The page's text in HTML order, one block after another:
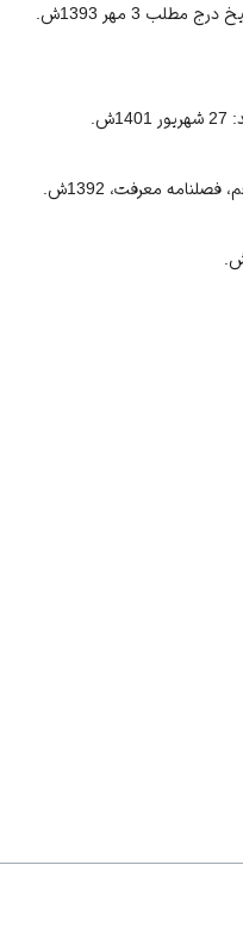
3 مهر 1393ش.
معرفت، 1392ش.